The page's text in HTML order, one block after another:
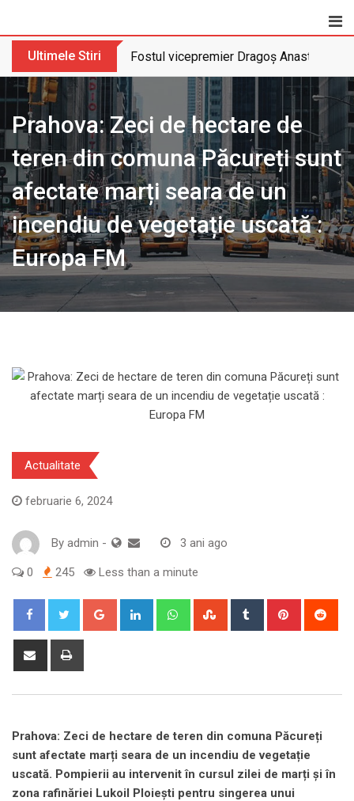
Ultimele Stiri Fostul vicepremier Dragoș Anastasiu
Prahova: Zeci de hectare de
teren din comuna Păcureți sunt
afectate marți seara de un
incendiu de vegetație uscată :
Europa FM
Actualitate
februarie 6, 2024
By admin - 3 ani ago
0 245 Less than a minute
Google+ LinkedIn WhatsappStumbleUpon
Tumblr Pinterest
Share
Prahova: Zeci de hectare de teren din comuna Păcureți
sunt afectate marți seara de un incendiu de vegetație
uscată. Pompierii au intervenit în cursul zilei de marți și în
zona rafinăriei Lukoil Ploiești pentru singerea unui